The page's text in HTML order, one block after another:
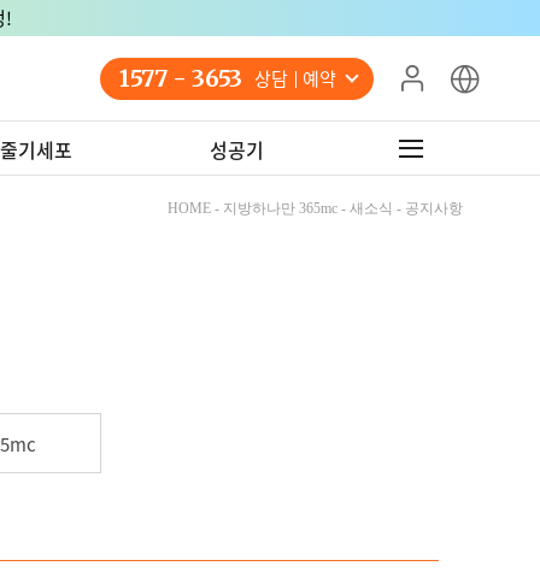
!
1577 - 3653 상담 예약
기세포 성공기
HOME - 지방하나만 365mc - 새소식 - 공지사항